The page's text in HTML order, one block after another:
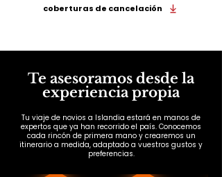
coberturas de cancelación
Te asesoramos desde la
experiencia propia
Tu viaje de novios a Islandia estará en manos de
expertos que ya han recorrido el país. Conocemos
cada rincón de primera mano y crearemos un
itinerario a medida, adaptado a vuestros gustos y
preferencias.